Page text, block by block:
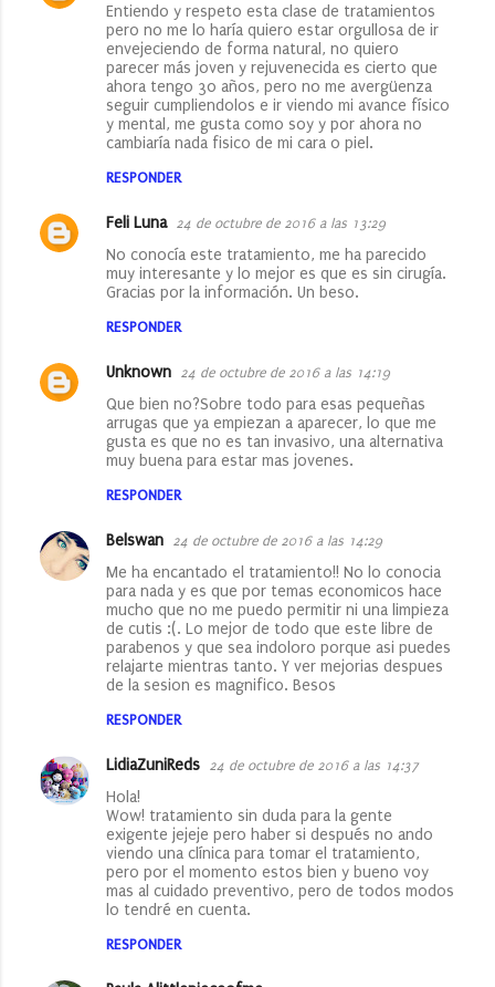
Entiendo y respeto esta clase de tratamientos
pero no me lo haría quiero estar orgullosa de ir
envejeciendo de forma natural, no quiero
parecer más joven y rejuvenecida es cierto que
ahora tengo 30 años, pero no me avergüenza
seguir cumpliendolos e ir viendo mi avance físico
y mental, me gusta como soy y por ahora no
cambiaría nada fisico de mi cara o piel.
RESPONDER
Feli Luna 24 de octubre de 2016 a las 13:29
No conocía este tratamiento, me ha parecido
muy interesante y lo mejor es que es sin cirugía.
Gracias por la información. Un beso.
RESPONDER
Unknown 24 de octubre de 2016 a las 14:19
Que bien no?Sobre todo para esas pequeñas
arrugas que ya empiezan a aparecer, lo que me
gusta es que no es tan invasivo, una alternativa
muy buena para estar mas jovenes.
RESPONDER
Belswan 24 de octubre de 2016 a las 14:29
Me ha encantado el tratamiento!! No lo conocia
para nada y es que por temas economicos hace
mucho que no me puedo permitir ni una limpieza
de cutis :(. Lo mejor de todo que este libre de
parabenos y que sea indoloro porque asi puedes
relajarte mientras tanto. Y ver mejorias despues
de la sesion es magnifico. Besos
RESPONDER
LidiaZuniReds 24 de octubre de 2016 a las 14:37
Hola!
Wow! tratamiento sin duda para la gente
exigente jejeje pero haber si después no ando
viendo una clínica para tomar el tratamiento,
pero por el momento estos bien y bueno voy
mas al cuidado preventivo, pero de todos modos
lo tendré en cuenta.
RESPONDER